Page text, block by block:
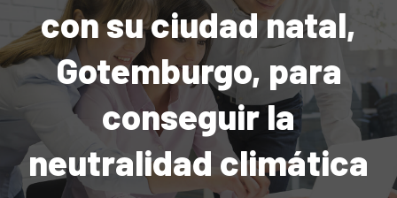
con su ciudad natal,
Gotemburgo, para
conseguir la
neutralidad climática